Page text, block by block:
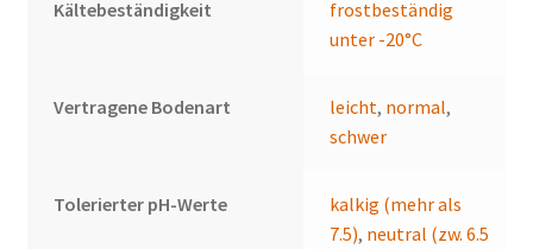
Kältebeständigkeit
frostbeständig
unter -20°C
Vertragene Bodenart leicht, normal,
schwer
Tolerierter pH-Werte
kalkig (mehr als
7.5), neutral (zw. 6.5